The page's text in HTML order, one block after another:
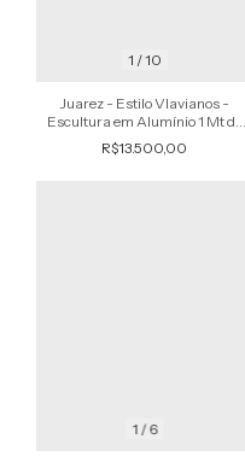
1 /10
Juarez - Estilo Vlavianos -
Escultura em Alumínio 1 Mt de
Altura, Modernista, Assinada,
1988
R$13.500,00
1 /6